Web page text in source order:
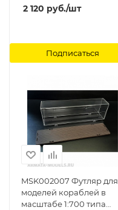
2 120 руб./шт
Подписаться
MSK002007 Футляр для
моделей кораблей в
масштабе 1:700 типа